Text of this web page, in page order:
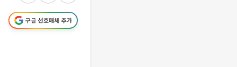
구글 선호매체 추가